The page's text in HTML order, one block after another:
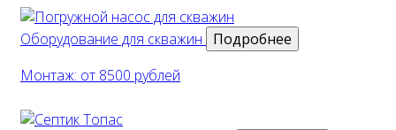
Оборудование для скважин
Подробнее
Монтаж: от 8500 рублей